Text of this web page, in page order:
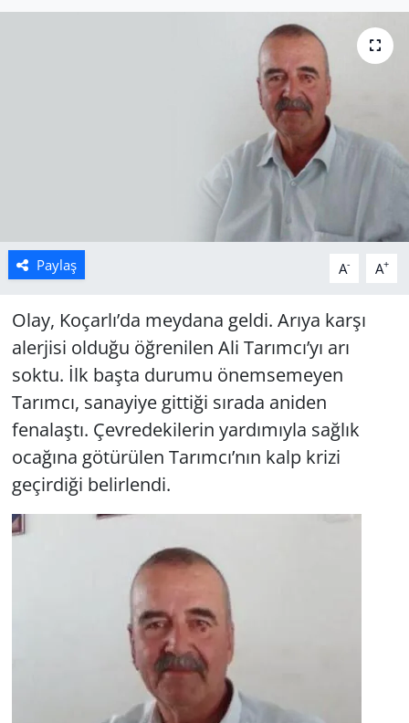
Paylaş A- A+
Olay, Koçarlı’da meydana geldi. Arıya karşı
alerjisi olduğu öğrenilen Ali Tarımcı’yı arı
soktu. İlk başta durumu önemsemeyen
Tarımcı, sanayiye gittiği sırada aniden
fenalaştı. Çevredekilerin yardımıyla sağlık
ocağına götürülen Tarımcı’nın kalp krizi
geçirdiği belirlendi.